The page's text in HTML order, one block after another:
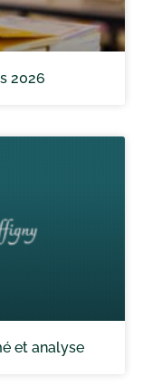
2026
et analyse